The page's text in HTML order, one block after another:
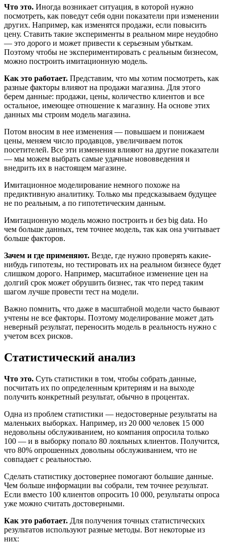
Что это. Иногда возникает ситуация, в которой нужно
посмотреть, как поведут себя одни показатели при изменении
других. Например, как изменятся продажи, если повысить
цену. Ставить такие эксперименты в реальном мире неудобно
— это дорого и может привести к серьезным убыткам.
Поэтому чтобы не экспериментировать с реальным бизнесом,
можно построить имитационную модель.
Как это работает. Представим, что мы хотим посмотреть, как
разные факторы влияют на продажи магазина. Для этого
берем данные: продажи, цены, количество клиентов и все
остальное, имеющее отношение к магазину. На основе этих
данных мы строим модель магазина.
Потом вносим в нее изменения — повышаем и понижаем
цены, меняем число продавцов, увеличиваем поток
посетителей. Все эти изменения влияют на другие показатели
— мы можем выбрать самые удачные нововведения и
внедрить их в настоящем магазине.
Имитационное моделирование немного похоже на
предиктивную аналитику. Только мы предсказываем будущее
не по реальным, а по гипотетическим данным.
Имитационную модель можно построить и без big data. Но
чем больше данных, тем точнее модель, так как она учитывает
больше факторов.
Зачем и где применяют. Везде, где нужно проверять какие-
нибудь гипотезы, но тестировать их на реальном бизнесе будет
слишком дорого. Например, масштабное изменение цен на
долгий срок может обрушить бизнес, так что перед таким
шагом лучше провести тест на модели.
Важно помнить, что даже в масштабной модели часто бывают
учтены не все факторы. Поэтому моделирование может дать
неверный результат, переносить модель в реальность нужно с
учетом всех рисков.
Статистический анализ
Что это. Суть статистики в том, чтобы собрать данные,
посчитать их по определенным критериям и на выходе
получить конкретный результат, обычно в процентах.
Одна из проблем статистики — недостоверные результаты на
маленьких выборках. Например, из 20 000 человек 15 000
недовольны обслуживанием, но компания опросила только
100 — и в выборку попало 80 лояльных клиентов. Получится,
что 80% опрошенных довольны обслуживанием, что не
совпадает с реальностью.
Сделать статистику достовернее помогают большие данные.
Чем больше информации вы собрали, тем точнее результат.
Если вместо 100 клиентов опросить 10 000, результаты опроса
уже можно считать достоверными.
Как это работает. Для получения точных статистических
результатов используют разные методы. Вот некоторые из
них: